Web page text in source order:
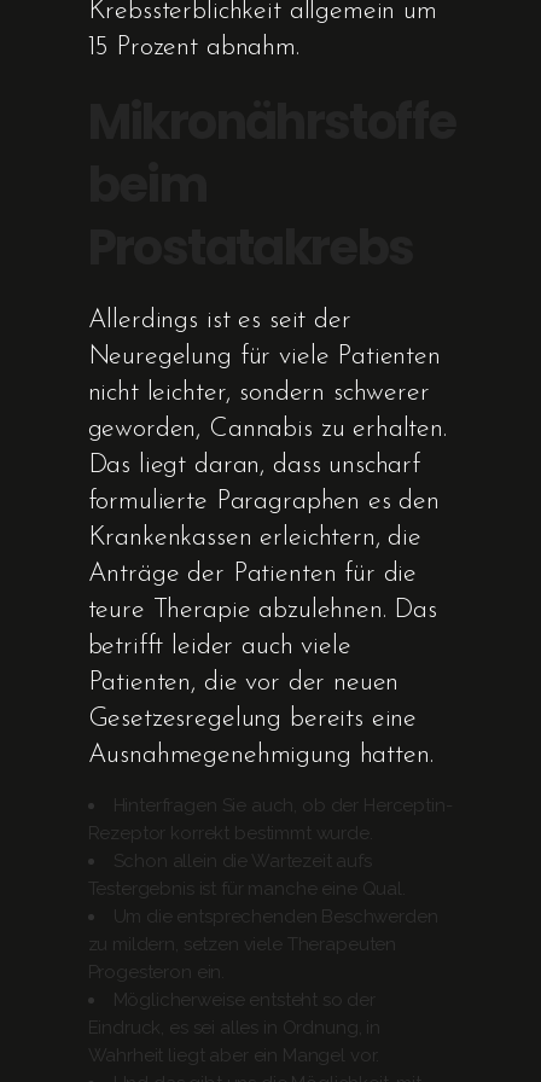
Krebssterblichkeit allgemein um
15 Prozent abnahm.
Allerdings ist es seit der
Neuregelung für viele Patienten
nicht leichter, sondern schwerer
geworden, Cannabis zu erhalten.
Das liegt daran, dass unscharf
formulierte Paragraphen es den
Krankenkassen erleichtern, die
Anträge der Patienten für die
teure Therapie abzulehnen. Das
betrifft leider auch viele
Patienten, die vor der neuen
Gesetzesregelung bereits eine
Ausnahmegenehmigung hatten.
Hinterfragen Sie auch, ob der Herceptin-
Rezeptor korrekt bestimmt wurde.
Schon allein die Wartezeit aufs
Testergebnis ist für manche eine Qual.
Um die entsprechenden Beschwerden
zu mildern, setzen viele Therapeuten
Progesteron ein.
Möglicherweise entsteht so der
Eindruck, es sei alles in Ordnung, in
Wahrheit liegt aber ein Mangel vor.